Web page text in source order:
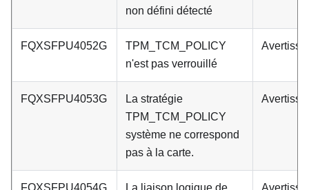
non défini détecté
FQXSFPU4052G
TPM_TCM_POLICY
n'est pas verrouillé
FQXSFPU4053G
La stratégie
TPM_TCM_POLICY
système ne correspond
pas à la carte.